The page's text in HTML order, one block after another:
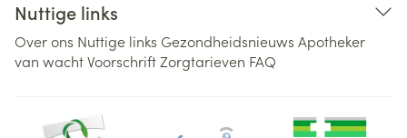
Nuttige links
Over ons Nuttige links Gezondheidsnieuws Apotheker
van wachtVoorschriftZorgtarieven FAQ